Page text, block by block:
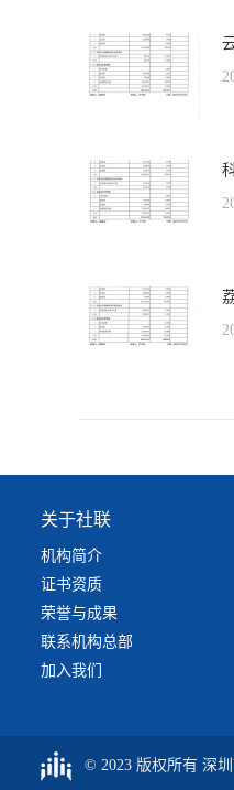
关于社联
机构简介
证书资质
荣誉与成果
联系机构总部
加入我们
© 2023 版权所有 深